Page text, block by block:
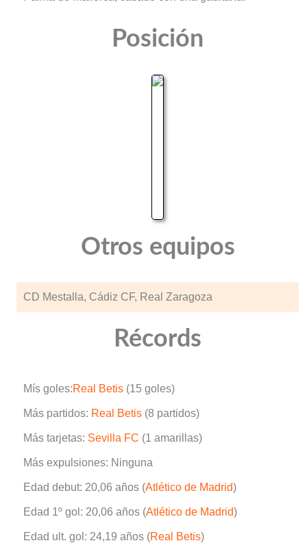
Posición
Otros equipos
CD Mestalla, Cádiz CF, Real Zaragoza
Récords
Mís goles:Real Betis (15 goles)
Más partidos: Real Betis (8 partidos)
Más tarjetas: Sevilla FC (1 amarillas)
Más expulsiones: Ninguna
Edad debut: 20,06 años (Atlético de Madrid)
Edad 1º gol: 20,06 años (Atlético de Madrid)
Edad ult. gol: 24,19 años (Real Betis)